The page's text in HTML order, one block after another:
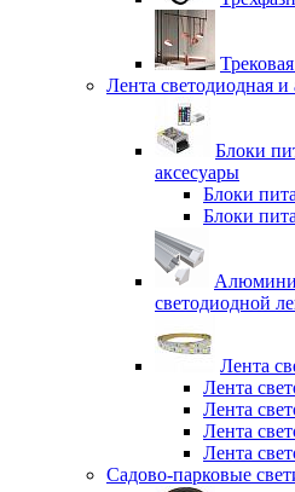
Лента светодиодная и
Блоки
аксесуары
Блоки
Блоки
светодиодной
Лента
Лента
Лента
Лента
Лента
Садово-парковые